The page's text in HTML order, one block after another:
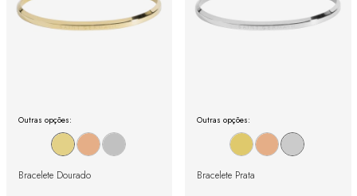
Outras opções:
Bracelete Dourado
Outras opções:
Bracelete Prata